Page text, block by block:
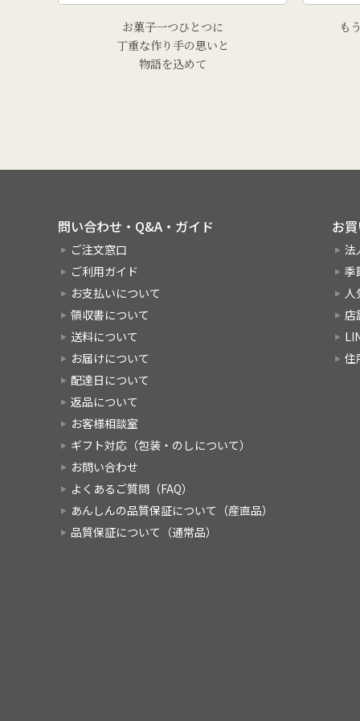
お菓子一つひとつに
丁重な作り手の思いと
物語を込めて
も
問い合わせ・Q&A・ガイド
ご注文窓口
ご利用ガイド
お支払いについて
領収書について
送料について
お届けについて
配達日について
返品について
お客様相談室
ギフト対応（包装・のしについて）
お問い合わせ
よくあるご質問（FAQ）
あんしんの品質保証について（産直品）
品質保証について（通常品）
お
法
季
人
店
住